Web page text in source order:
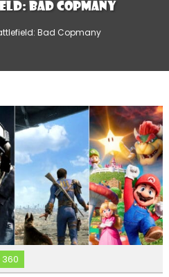
Bad Copmany
Bad Copmany
360